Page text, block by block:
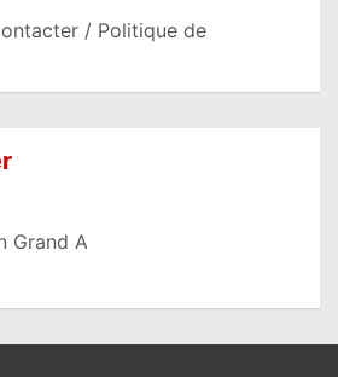
/ Politique de
Grand A